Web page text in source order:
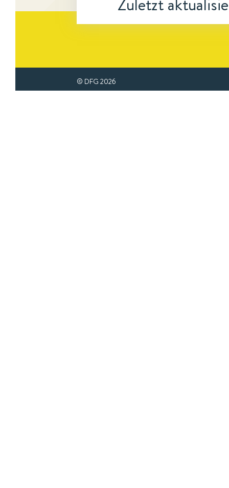
© DFG 2026